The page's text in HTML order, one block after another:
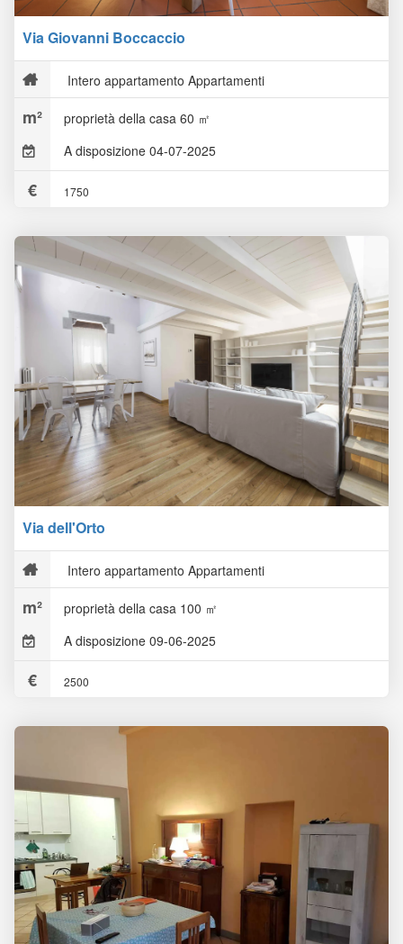
Via Giovanni Boccaccio
Intero appartamento Appartamenti
proprietà della casa 60 ㎡
A disposizione 04-07-2025
1750
Via dell'Orto
Intero appartamento Appartamenti
proprietà della casa 100 ㎡
A disposizione 09-06-2025
2500